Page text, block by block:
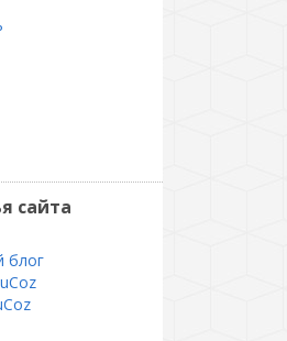
сайта
блог